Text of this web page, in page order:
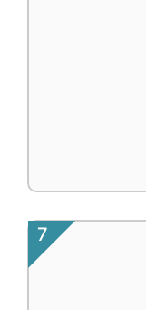
7